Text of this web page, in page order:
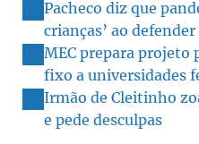
Pacheco diz que
crianças’ ao
MEC prepara projeto
fixo a universidades
Irmão de Cleitinho
e pede desculpas